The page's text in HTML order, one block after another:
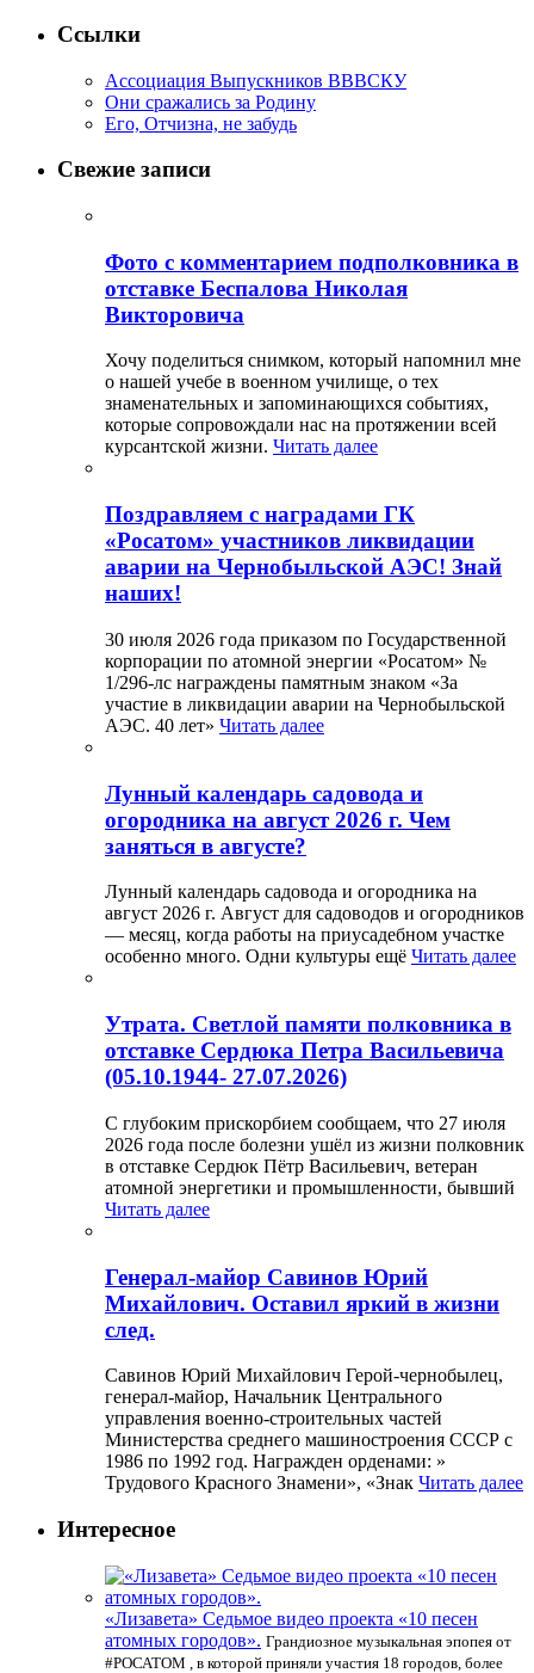
Ссылки
Ассоциация Выпускников ВВВСКУ
Они сражались за Родину
Его, Отчизна, не забудь
Свежие записи
Фото с комментарием подполковника в
отставке Беспалова Николая
Викторовича
Хочу поделиться снимком, который напомнил мне
о нашей учебе в военном училище, о тех
знаменательных и запоминающихся событиях,
которые сопровождали нас на протяжении всей
курсантской жизни. Читать далее
Поздравляем с наградами ГК
«Росатом» участников ликвидации
аварии на Чернобыльской АЭС! Знай
наших!
30 июля 2026 года приказом по Государственной
корпорации по атомной энергии «Росатом» №
1/296-лс награждены памятным знаком «За
участие в ликвидации аварии на Чернобыльской
АЭС. 40 лет» Читать далее
Лунный календарь садовода и
огородника на август 2026 г. Чем
заняться в августе?
Лунный календарь садовода и огородника на
август 2026 г. Август для садоводов и огородников
— месяц, когда работы на приусадебном участке
особенно много. Одни культуры ещё Читать далее
Утрата. Светлой памяти полковника в
отставке Сердюка Петра Васильевича
(05.10.1944- 27.07.2026)
С глубоким прискорбием сообщаем, что 27 июля
2026 года после болезни ушёл из жизни полковник
в отставке Сердюк Пётр Васильевич, ветеран
атомной энергетики и промышленности, бывший
Читать далее
Генерал-майор Савинов Юрий
Михайлович. Оставил яркий в жизни
след.
Савинов Юрий Михайлович Герой-чернобылец,
генерал-майор, Начальник Центрального
управления военно-строительных частей
Министерства среднего машиностроения СССР с
1986 по 1992 год. Награжден орденами: »
Трудового Красного Знамени», «Знак Читать далее
Интересное
«Лизавета» Седьмое видео проекта «10 песен
атомных городов». Грандиозное музыкальная эпопея от
#РОСАТОМ , в которой приняли участия 18 городов, более